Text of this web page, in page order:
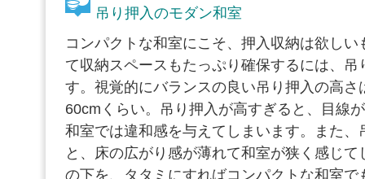
吊り押入のモダン和室
コンパクトな和室にこそ、押入収納は欲し
て収納スペースもたっぷり確保するには、吊
す。視覚的にバランスの良い吊り押入の高さ
60cmくらい。吊り押入が高すぎると、目線
和室では違和感を与えてしまいます。また、
と、床の広がり感が薄れて和室が狭く感じ
の下を、タタミにすればコンパクトな和室で